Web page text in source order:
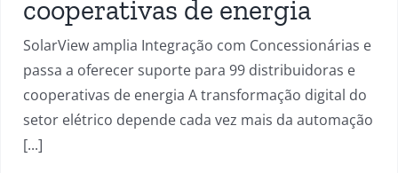
cooperativas de energia
SolarView amplia Integração com Concessionárias e
passa a oferecer suporte para 99 distribuidoras e
cooperativas de energia A transformação digital do
setor elétrico depende cada vez mais da automação
[...]